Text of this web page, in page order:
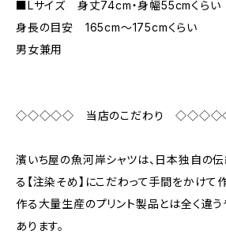
■Lサイズ 身丈74cm・身幅55cmくらい
身長の目安 165cm〜175cmくらい
男女兼用
◇◇◇◇◇ 当店のこだわり
濱いち屋の魚河岸シャツは、日本独自の
る【注染そめ】にこだわって手間をかけて
作る大量生産のプリント製品とは全く違う
あります。